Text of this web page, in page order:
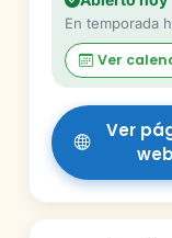
En temporada
Ver
Ver
web